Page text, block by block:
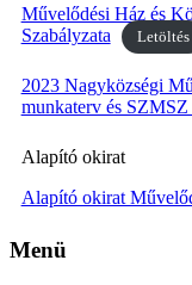
Művelődési Ház és
Szabályzata
Letöltés
2023 Nagyközségi
munkaterv és SZMSZ
Alapító okirat
Alapító okirat
Menü